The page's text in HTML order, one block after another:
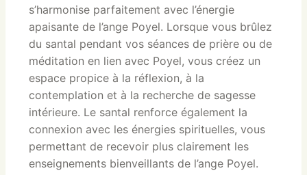
s’harmonise parfaitement avec l’énergie
apaisante de l’ange Poyel. Lorsque vous brûlez
du santal pendant vos séances de prière ou de
méditation en lien avec Poyel, vous créez un
espace propice à la réflexion, à la
contemplation et à la recherche de sagesse
intérieure. Le santal renforce également la
connexion avec les énergies spirituelles, vous
permettant de recevoir plus clairement les
enseignements bienveillants de l’ange Poyel.